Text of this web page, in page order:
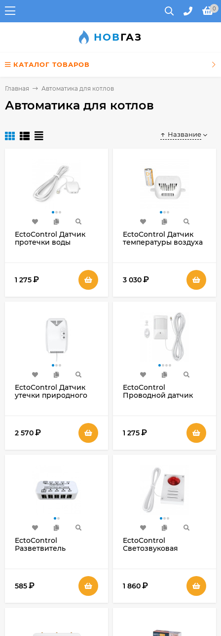
0
НОВГАЗ
КАТАЛОГ ТОВАРОВ
Главная Автоматика для котлов
Автоматика для котлов
Название
EctoControl Датчик
протечки воды
1 275₽
EctoControl Датчик
температуры воздуха
3 030₽
EctoControl Датчик
утечки природного
2 570₽
EctoControl
Проводной датчик
1 275₽
EctoControl
Разветвитель
585₽
EctoControl
Светозвуковая
1 860₽